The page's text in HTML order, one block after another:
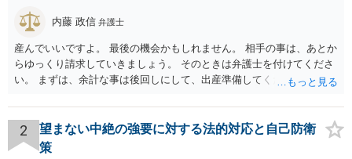
内藤 政信 弁護士
産んでいいですよ。 最後の機会かもしれません。 相手の事は、あとか
らゆっくり請求していきましょう。 そのときは弁護士を付けてくださ
い。 まずは、余計な事は後回しにして、出産準備してください。
2
望まない中絶の強要に対する法的対応と自己防衛
策